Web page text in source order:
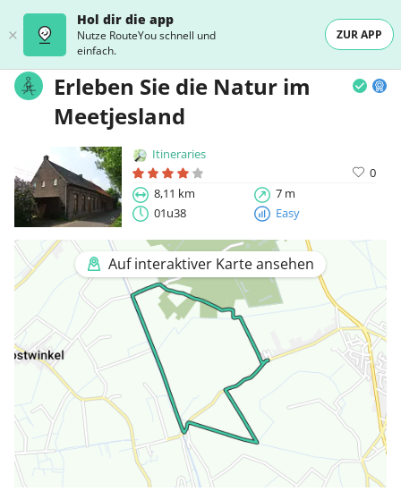
Hol dir die app
Nutze RouteYou schnell und
einfach.
ZUR APP
Erleben Sie die Natur im
Meetjesland
Itineraries
0
8,11 km
7 m
01u38
Easy
Auf interaktiver Karte ansehen